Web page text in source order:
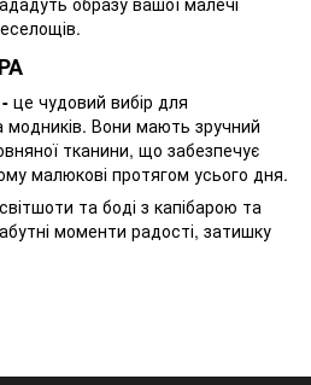
це чудовий вибір для
Вони мають зручний
тканини, що забезпечує
малюкові протягом усього дня.
та боді з капібарою та
моменти радості, затишку